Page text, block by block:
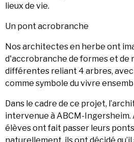
lieux de vie.
Un pont acrobranche
Nos architectes en herbe ont
d'accrobranche de formes et de
différentes reliant 4 arbres,
comme symbole du vivre
Dans le cadre de ce projet,
intervenue à ABCM-Ingersheim.
élèves ont fait passer leurs ponts
naturellement, ils ont décidé qu’il